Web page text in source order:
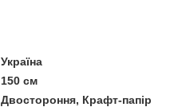
Україна
150 см
Двостороння, Крафт-папір